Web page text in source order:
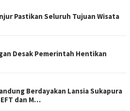
Pastikan Seluruh Tujuan Wisata
Desak Pemerintah Hentikan
Berdayakan Lansia Sukapura
dan M…